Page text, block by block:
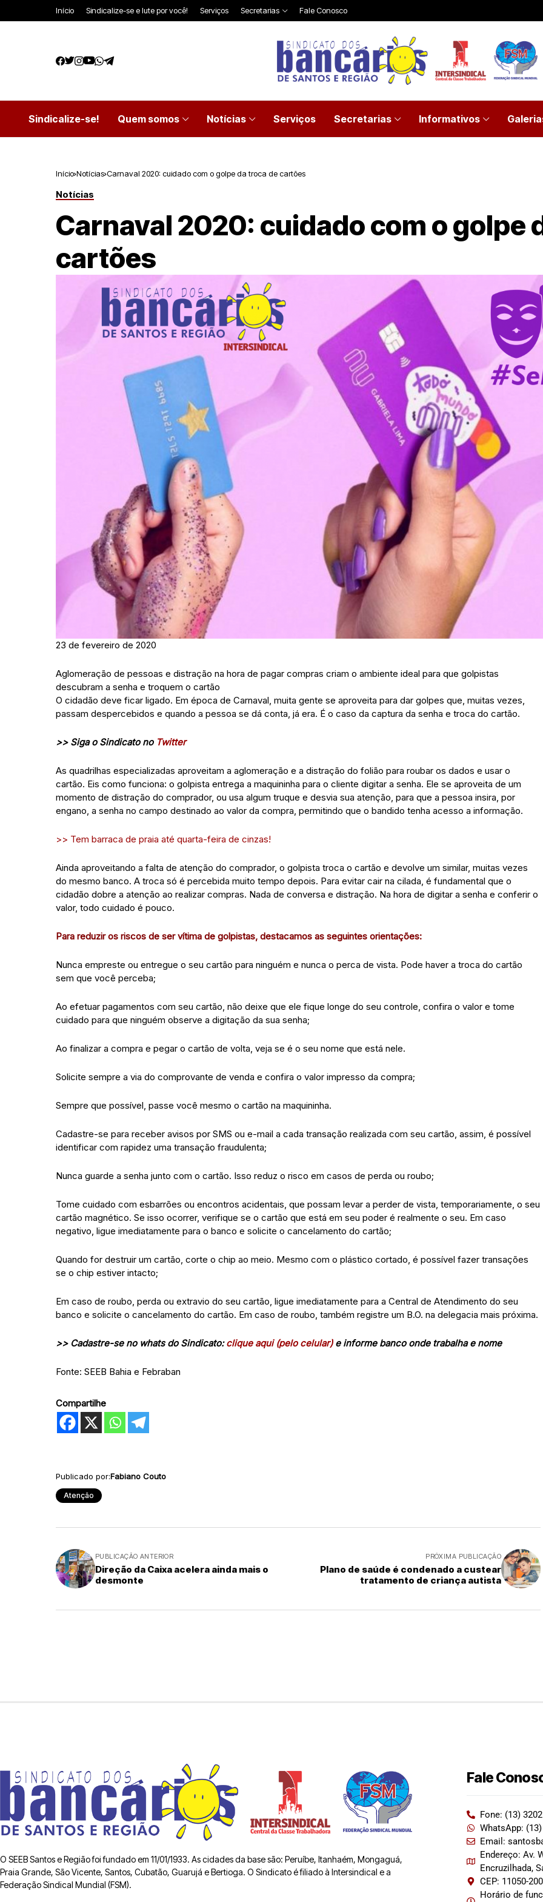
Início Sindicalize-se e lute por você! Serviços Secretarias Fale Conosco
Sindicalize-se! Quem somos Notícias Serviços Secretarias Informativos
Início Notícias Carnaval 2020: cuidado com o golpe da troca de cartões
Notícias
Carnaval 2020: cuidado com o golpe
cartões
23 de fevereiro de 2020
Aglomeração de pessoas e distração na hora de pagar compras criam o ambiente ideal para que golpistas
descubram a senha e troquem o cartão
O cidadão deve ficar ligado. Em época de Carnaval, muita gente se aproveita para dar golpes que, muitas vezes,
passam despercebidos e quando a pessoa se dá conta, já era. É o caso da captura da senha e troca do cartão.
>> Siga o Sindicato no Twitter
As quadrilhas especializadas aproveitam a aglomeração e a distração do folião para roubar os dados e usar o
cartão. Eis como funciona: o golpista entrega a maquininha para o cliente digitar a senha. Ele se aproveita de um
momento de distração do comprador, ou usa algum truque e desvia sua atenção, para que a pessoa insira, por
engano, a senha no campo destinado ao valor da compra, permitindo que o bandido tenha acesso a informação.
>> Tem barraca de praia até quarta-feira de cinzas!
Ainda aproveitando a falta de atenção do comprador, o golpista troca o cartão e devolve um similar, muitas vezes
do mesmo banco. A troca só é percebida muito tempo depois. Para evitar cair na cilada, é fundamental que o
cidadão dobre a atenção ao realizar compras. Nada de conversa e distração. Na hora de digitar a senha e conferir o
valor, todo cuidado é pouco.
Para reduzir os riscos de ser vítima de golpistas, destacamos as seguintes orientações:
Nunca empreste ou entregue o seu cartão para ninguém e nunca o perca de vista. Pode haver a troca do cartão
sem que você perceba;
Ao efetuar pagamentos com seu cartão, não deixe que ele fique longe do seu controle, confira o valor e tome
cuidado para que ninguém observe a digitação da sua senha;
Ao finalizar a compra e pegar o cartão de volta, veja se é o seu nome que está nele.
Solicite sempre a via do comprovante de venda e confira o valor impresso da compra;
Sempre que possível, passe você mesmo o cartão na maquininha.
Cadastre-se para receber avisos por SMS ou e-mail a cada transação realizada com seu cartão, assim, é possível
identificar com rapidez uma transação fraudulenta;
Nunca guarde a senha junto com o cartão. Isso reduz o risco em casos de perda ou roubo;
Tome cuidado com esbarrões ou encontros acidentais, que possam levar a perder de vista, temporariamente, o seu
cartão magnético. Se isso ocorrer, verifique se o cartão que está em seu poder é realmente o seu. Em caso
negativo, ligue imediatamente para o banco e solicite o cancelamento do cartão;
Quando for destruir um cartão, corte o chip ao meio. Mesmo com o plástico cortado, é possível fazer transações
se o chip estiver intacto;
Em caso de roubo, perda ou extravio do seu cartão, ligue imediatamente para a Central de Atendimento do seu
banco e solicite o cancelamento do cartão. Em caso de roubo, também registre um B.O. na delegacia mais próxima.
>> Cadastre-se no whats do Sindicato:clique aqui (pelo celular)e informe banco onde trabalha e nome
Fonte: SEEB Bahia e Febraban
Compartilhe
Publicado por:Fabiano Couto
Atenção
PUBLICAÇÃO ANTERIOR
Direção da Caixa acelera ainda mais o
desmonte
PRÓXIMA PUBLICAÇÃO
Plano de saúde é condenado a custear
tratamento de criança autista
O SEEB Santos e Região foi fundado em 11/01/1933. As cidades da base são: Peruíbe, Itanhaém, Mongaguá,
Praia Grande, São Vicente, Santos, Cubatão, Guarujá e Bertioga. O Sindicato é filiado à Intersindical e a
Federação Sindical Mundial (FSM).
Fale
Fone: (13)
WhatsApp:
Email:
Endereço: Av.
Encruzilhada,
CEP: 11050-200
Horário de